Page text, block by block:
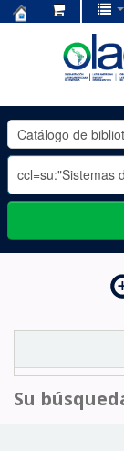
OLADE
-
Su